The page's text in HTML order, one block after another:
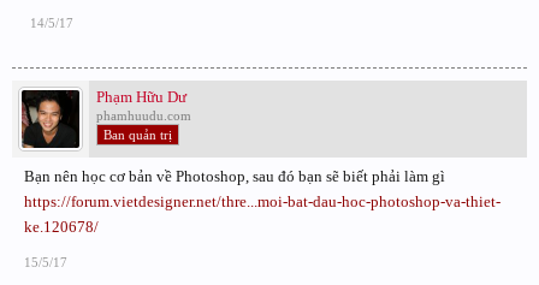
14/5/17
Phạm Hữu Dư
phamhuudu.com
Ban quản trị
Bạn nên học cơ bản về Photoshop, sau đó bạn sẽ biết phải làm gì
https://forum.vietdesigner.net/thre...moi-bat-dau-hoc-photoshop-va-thiet-
ke.120678/
15/5/17